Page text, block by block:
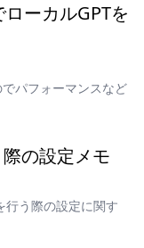
ーカルGPTを
パフォーマンスなど
の設定メモ
行う際の設定に関す